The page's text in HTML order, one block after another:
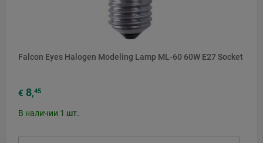
Falcon Eyes Halogen Modeling Lamp ML-60 60W E27 Socket
€ 8,45
В наличии 1 шт.